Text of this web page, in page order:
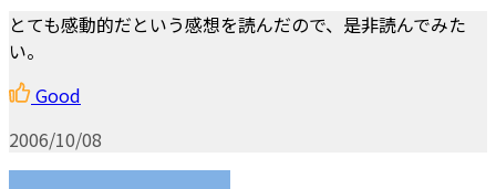
とても感動的だという感想を読んだので、是非読んでみた
い。
Good
2006/10/08